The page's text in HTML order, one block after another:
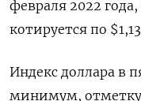
февраля 2022
котируется по
Индекс доллара в
минимум, отметку